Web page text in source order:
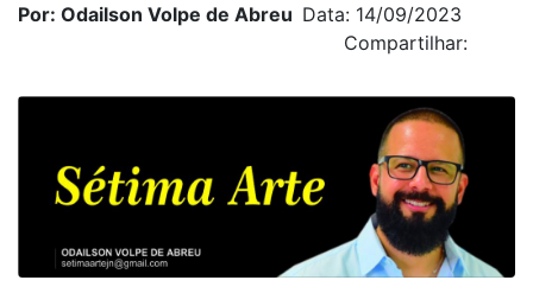
Por: Odailson Volpe de Abreu Data: 14/09/2023
Compartilhar: